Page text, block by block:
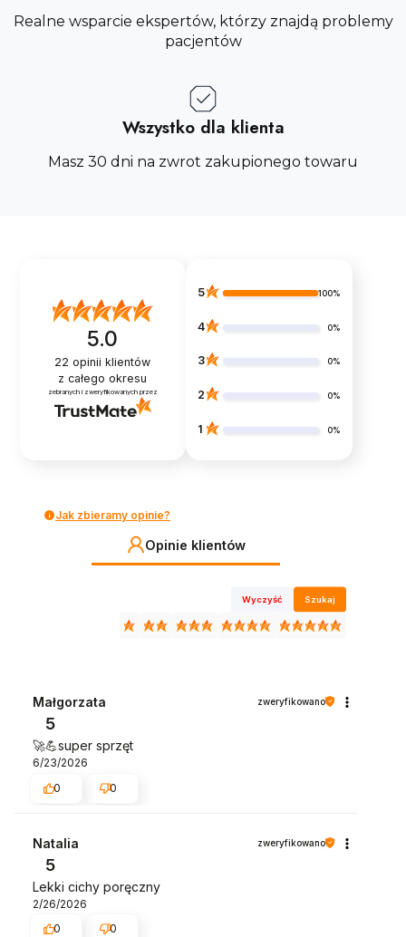
Realne wsparcie ekspertów, którzy znajdą problemy
pacjentów
Wszystko dla klienta
Masz 30 dni na zwrot zakupionego towaru
5.0
22 opinii klientów
z całego okresu
zebranych i zweryfikowanych przez
5 100%
4 0%
3 0%
2 0%
1 0%
Jak zbieramy opinie?
Opinie klientów
Wyczyść Szukaj
Małgorzata zweryfikowano
5
🚀💪super sprzęt
6/23/2026
0
0
Natalia zweryfikowano
5
Lekki cichy poręczny
2/26/2026
0
0